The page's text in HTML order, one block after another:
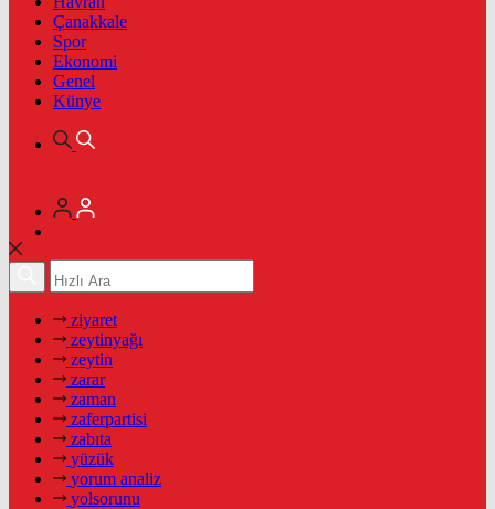
Çanakkale
Spor
Ekonomi
Genel
Künye
ziyaret
zeytinyağı
zeytin
zarar
zaman
zaferpartisi
zabıta
yüzük
yorum analiz
yolsorunu